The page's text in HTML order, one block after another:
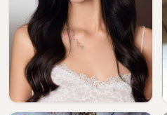
生
92
万